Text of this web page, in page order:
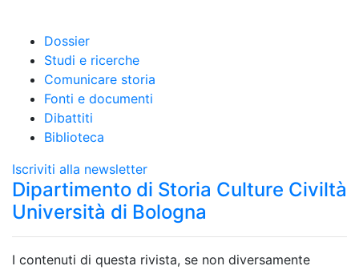
Dossier
Studi e ricerche
Comunicare storia
Fonti e documenti
Dibattiti
Biblioteca
Iscriviti alla newsletter
Dipartimento di Storia Culture Civiltà
Università di Bologna
I contenuti di questa rivista, se non diversamente